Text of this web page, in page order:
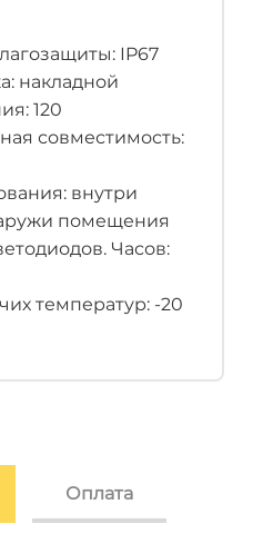
IP67
накладной
120
совместимость:
внутри
помещения
Часов:
температур: -20
Оплата